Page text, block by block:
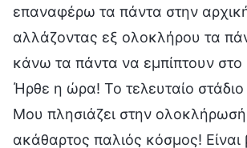
επαναφέρω τα πάντα στην
αλλάζοντας εξ ολοκλήρου τα
κάνω τα πάντα να εμπίπτουν
Ήρθε η ώρα! Το τελευταίο στάδιο
Μου πλησιάζει στην
ακάθαρτος παλιός κόσμος!